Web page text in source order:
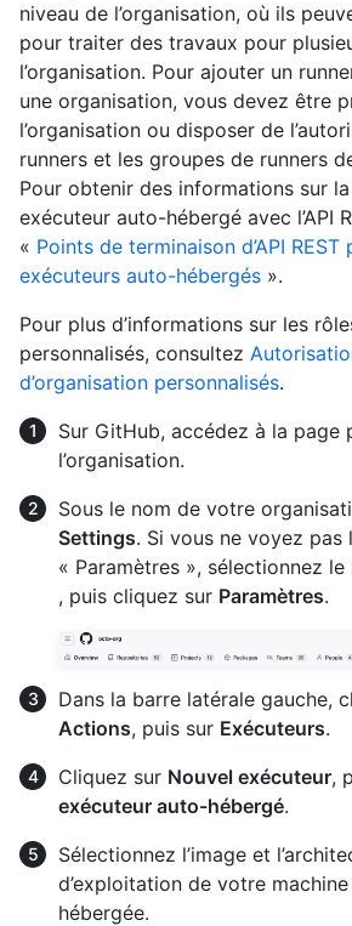
niveau de l’organisation, où ils
pour traiter des travaux pour
l’organisation. Pour ajouter un
une organisation, vous devez être
l’organisation ou disposer de
runners et les groupes de runners
Pour obtenir des informations sur
exécuteur auto-hébergé avec l’API
« Points de terminaison d’API REST
exécuteurs auto-hébergés ».
Pour plus d’informations sur les
personnalisés, consultez
d’organisation personnalisés.
Sur GitHub, accédez à la page
l’organisation.
Sous le nom de votre
Settings. Si vous ne voyez pas
« Paramètres », sélectionnez
, puis cliquez sur Paramètres.
Dans la barre latérale gauche,
Actions, puis sur Exécuteurs.
Cliquez sur Nouvel exécuteur,
exécuteur auto-hébergé.
Sélectionnez l’image et
d’exploitation de votre
hébergée.